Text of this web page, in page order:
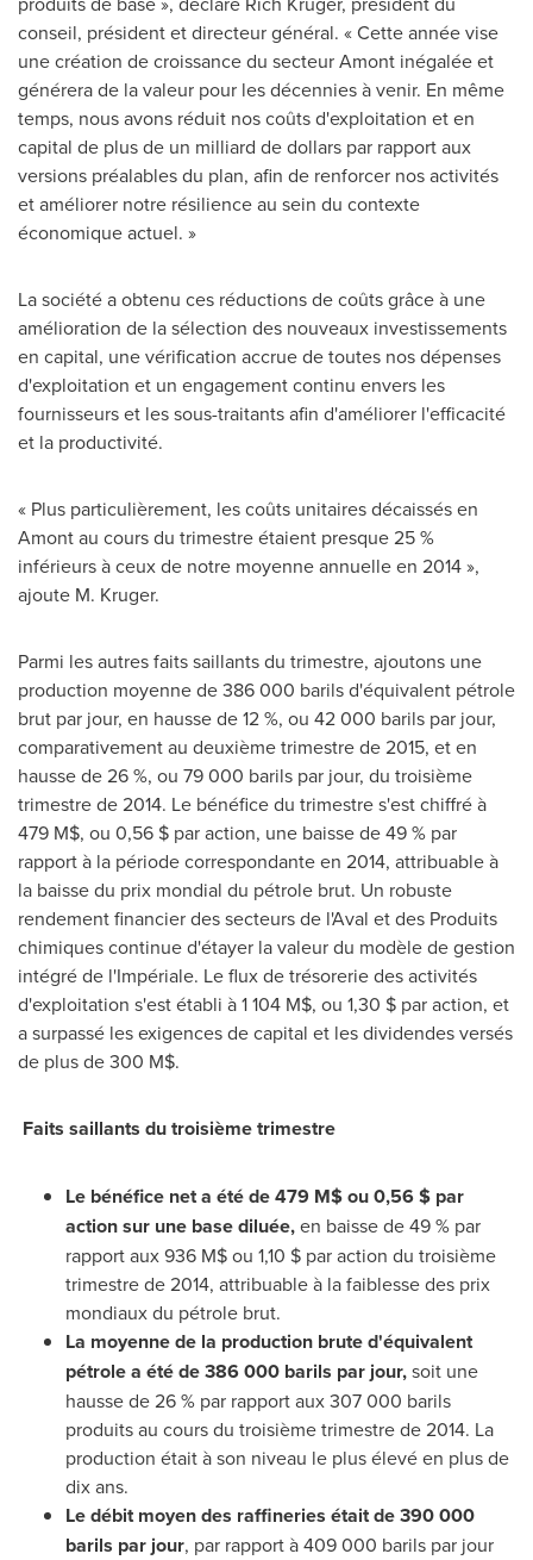
conseil, président et directeur général. « Cette année vise
une création de croissance du secteur Amont inégalée et
générera de la valeur pour les décennies à venir. En même
temps, nous avons réduit nos coûts d'exploitation et en
capital de plus de un milliard de dollars par rapport aux
versions préalables du plan, afin de renforcer nos activités
et améliorer notre résilience au sein du contexte
économique actuel. »
La société a obtenu ces réductions de coûts grâce à une
amélioration de la sélection des nouveaux investissements
en capital, une vérification accrue de toutes nos dépenses
d'exploitation et un engagement continu envers les
fournisseurs et les sous-traitants afin d'améliorer l'efficacité
et la productivité.
« Plus particulièrement, les coûts unitaires décaissés en
Amont au cours du trimestre étaient presque 25 %
inférieurs à ceux de notre moyenne annuelle en 2014 »,
ajoute M. Kruger.
Parmi les autres faits saillants du trimestre, ajoutons une
production moyenne de 386 000 barils d'équivalent pétrole
brut par jour, en hausse de 12 %, ou 42 000 barils par jour,
comparativement au deuxième trimestre de2015, eten
hausse de 26 %, ou 79 000 barils par jour, du troisième
trimestre de 2014. Le bénéfice du trimestre s'est chiffré à
479 M$, ou 0,56 $ par action, une baisse de 49 % par
rapport à la période correspondante en 2014, attribuable à
la baisse du prix mondial du pétrole brut. Un robuste
rendement financier des secteurs de l'Aval et des Produits
chimiques continue d'étayer la valeur du modèle de gestion
intégré de l'Impériale. Le flux de trésorerie des activités
d'exploitation s'est établi à 1 104 M$, ou 1,30 $ par action, et
a surpassé les exigences de capital et les dividendes versés
de plus de 300 M$.
Faits saillants du troisième trimestre
Le bénéfice net a été de 479 M$ ou 0,56 $ par
action sur une base diluée,en baisse de 49 % par
rapport aux 936 M$ ou 1,10 $ par action du troisième
trimestre de 2014, attribuable à la faiblesse des prix
mondiaux du pétrole brut.
La moyenne de la production brute d'équivalent
pétrole a été de 386 000 barils par jour,soit une
hausse de 26 % par rapport aux 307 000 barils
produits au cours du troisième trimestre de 2014. La
production était à son niveau le plus élevé en plus de
dix ans.
Le débit moyen des raffineries était de 390 000
barils par jour, par rapport à 409 000 barils par jour